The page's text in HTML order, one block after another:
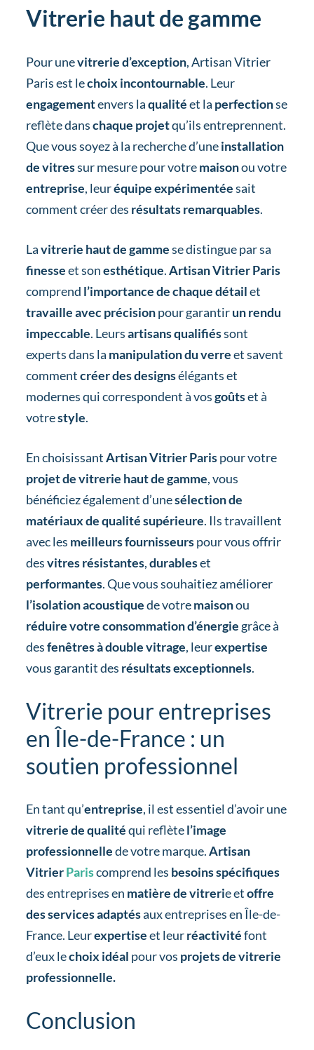
Vitrerie haut de gamme
Pour unevitrerie d’exception, Artisan Vitrier
Paris est lechoix incontournable. Leur
engagementenvers laqualitéet la perfectionse
reflète danschaque projetqu’ils entreprennent.
Que vous soyez à la recherche d’uneinstallation
de vitressur mesure pour votremaisonou votre
entreprise, leuréquipe expérimentéesait
comment créer des résultats remarquables.
Lavitrerie haut de gammese distingue par sa
finesseet sonesthétique.Artisan Vitrier Paris
comprend l’importance de chaque détailet
travaille avec précisionpour garantirun rendu
impeccable. Leursartisans qualifiéssont
experts dans la manipulation du verreet savent
commentcréer des designsélégants et
modernes qui correspondent à vosgoûtset à
votrestyle.
En choisissantArtisan Vitrier Parispour votre
projet de vitrerie haut de gamme, vous
bénéficiez également d’unesélection de
matériaux de qualité supérieure. Ils travaillent
avec les meilleurs fournisseurspour vous offrir
desvitres résistantes,durableset
performantes. Que vous souhaitiez améliorer
l’isolation acoustiquede votremaisonou
réduire votre consommation d’énergie grâce à
desfenêtres à double vitrage, leurexpertise
vous garantit des résultats exceptionnels.
Vitrerie pour entreprises
en Île-de-France : un
soutien professionnel
En tant qu’entreprise, il est essentiel d’avoir une
vitrerie de qualitéqui reflètel’image
professionnellede votre marque.Artisan
VitrierPariscomprend les besoins spécifiques
des entreprises en matière de vitrerie etoffre
des services adaptésaux entreprises en Île-de-
France. Leurexpertiseet leurréactivitéfont
d’eux lechoix idéal pour vos projets de vitrerie
professionnelle.
Conclusion